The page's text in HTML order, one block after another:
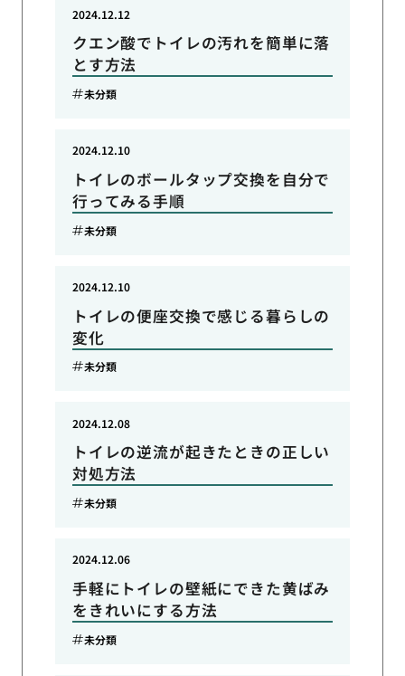
クエン酸でトイレの汚れを簡単に落
とす方法
2024.12.12
未分類
トイレのボールタップ交換を自分で
行ってみる手順
2024.12.10
未分類
トイレの便座交換で感じる暮らしの
変化
2024.12.10
未分類
トイレの逆流が起きたときの正しい
対処方法
2024.12.08
未分類
手軽にトイレの壁紙にできた黄ばみ
をきれいにする方法
2024.12.06
未分類